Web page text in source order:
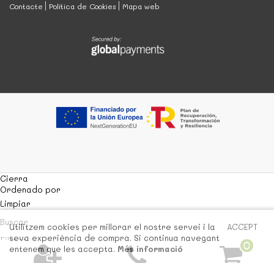
0
Contacte
Política de Cookies Mapa web
Cierra
Ordenado por
Limpiar
Buscar
Filtrar
ACCEPT
Utilitzem cookies per millorar el nostre servei i la
seva experiència de compra. Si continua navegant
entenem que les accepta. Més informació